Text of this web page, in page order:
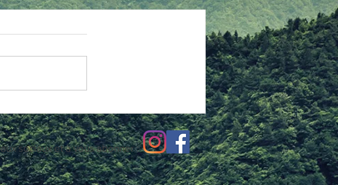
La Toile De Mots sur
l’Étreinte de l'Aube,...
sociaux et à vous abonner :